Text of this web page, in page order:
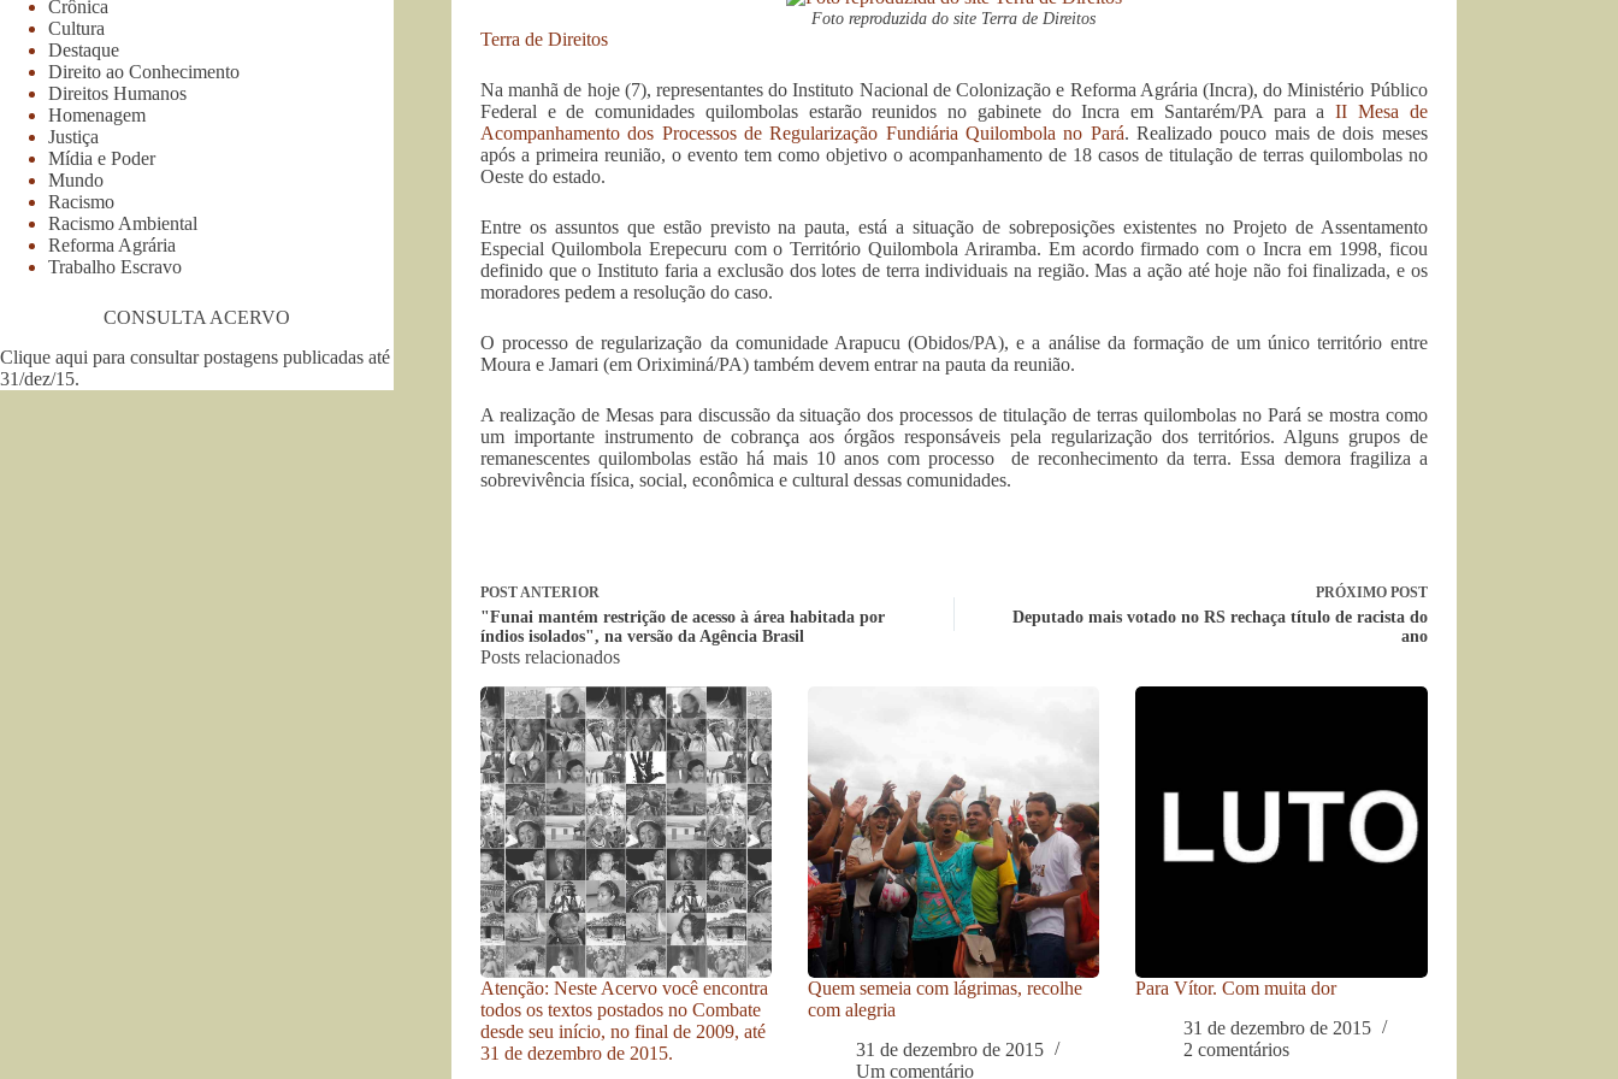
Foto reproduzida do site Terra de Direitos
Terra de Direitos
Na manhã de hoje (7), representantes do Instituto Nacional de Colonização e Reforma Agrária (Incra), do Ministério Público
Federal e de comunidades quilombolas estarão reunidos no gabinete do Incra em Santarém/PA para aII Mesa de
Acompanhamento dos Processos de Regularização Fundiária Quilombola no Pará. Realizado pouco mais de dois meses
após a primeira reunião, o evento tem como objetivo o acompanhamento de 18 casos de titulação de terras quilombolas no
Oeste do estado.
Entre os assuntos que estão previsto na pauta, está a situação de sobreposições existentes no Projeto de Assentamento
Especial Quilombola Erepecuru com o Território Quilombola Ariramba. Em acordo firmado com o Incra em 1998, ficou
definido que o Instituto faria a exclusão dos lotes de terra individuais na região. Mas a ação até hoje não foi finalizada, e os
moradores pedem a resolução do caso.
O processo de regularização da comunidade Arapucu (Obidos/PA), e a análise da formação de um único território entre
Moura e Jamari (em Oriximiná/PA) também devem entrar na pauta da reunião.
A realização de Mesas para discussão da situação dos processos de titulação de terras quilombolas no Pará se mostra como
um importante instrumento de cobrança aos órgãos responsáveis pela regularização dos territórios. Alguns grupos de
remanescentes quilombolas estão há mais 10 anos com processo de reconhecimento da terra. Essa demora fragiliza a
sobrevivência física, social, econômica e cultural dessas comunidades.
POSTANTERIOR
"Funai mantém restrição de acesso à área habitada por
índios isolados", na versão da Agência Brasil
PRÓXIMO POST
Deputado mais votado no RS rechaça título de racista do
ano
Posts relacionados
Atenção: Neste Acervo você encontra
todos os textos postados no Combate
desde seu início, no final de 2009, até
31 de dezembro de 2015.
Quem semeia com lágrimas, recolhe
com alegria
31 de dezembro de 2015
Um comentário
Para Vítor. Com muita dor
31 de dezembro de 2015
2 comentários
Crônica
Cultura
Destaque
Direito ao Conhecimento
Direitos Humanos
Homenagem
Justiça
Mídia e Poder
Mundo
Racismo
Racismo Ambiental
Reforma Agrária
Trabalho Escravo
CONSULTA ACERVO
Clique aqui para consultar postagens publicadas até
31/dez/15.